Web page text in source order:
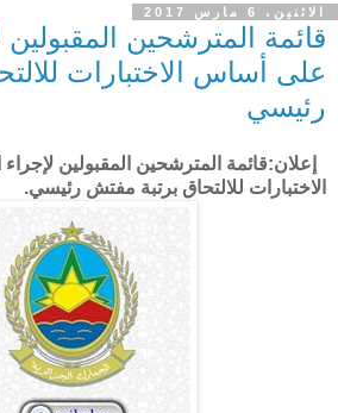
الاثنين، 6 مارس 2017
قائمة المترشحين المقبولين
على أساس الاختبارات
رئيسي
إعلان:قائمة المترشحين المقبولين
الاختبارات للالتحاق برتبة مفتش رئيسي.